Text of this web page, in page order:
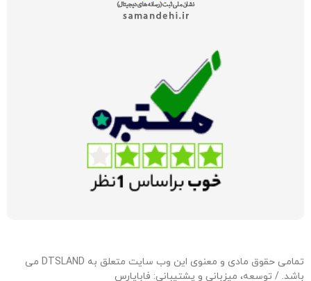
تمامی حقوق مادی و معنوی این وب سایت متعلق به DTSLAND می
باشد. / توسعه، میزبانی و پشتیبانی: فاباپارس